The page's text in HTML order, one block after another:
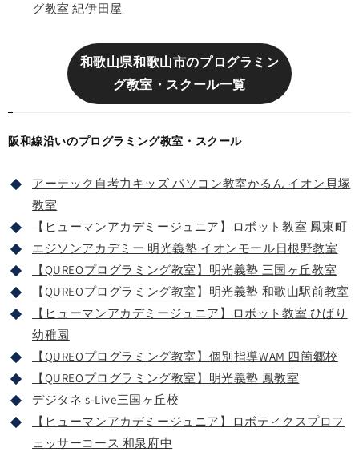
グ教室 紀伊田屋
和歌山県和歌山市のプログラミン
グ教室・スクール一覧
阪和線沿いのプログラミング教室・スクール
アーテック自考力キッズ パソコン教室かるん イオン貝塚
教室
【ヒューマンアカデミージュニア】ロボット教室 鳳東町
エジソンアカデミー 明光義塾 イオンモール日根野教室
【QUREOプログラミング教室】明光義塾 三国ヶ丘教室
【QUREOプログラミング教室】明光義塾 和歌山駅前教室
【ヒューマンアカデミージュニア】ロボット教室 ひばり
幼稚園
【QUREOプログラミング教室】個別指導WAM 四箇郷校
【QUREOプログラミング教室】明光義塾 鳳教室
デジタネ s-Live三国ヶ丘校
【ヒューマンアカデミージュニア】ロボティクスプロフ
ェッサーコース 和泉府中